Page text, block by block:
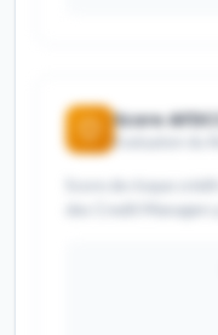
Score
Évaluation du
des Credit